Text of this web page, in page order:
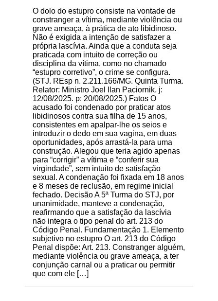
O dolo do estupro consiste na vontade de
constranger a vítima, mediante violência ou
grave ameaça, à prática de ato libidinoso.
Não é exigida a intenção de satisfazer a
própria lascívia. Ainda que a conduta seja
praticada com intuito de correção ou
disciplina da vítima, como no chamado
“estupro corretivo”, o crime se configura.
(STJ. REsp n. 2.211.166/MG. Quinta Turma.
Relator: Ministro Joel Ilan Paciornik. j:
12/08/2025. p: 20/08/2025.) Fatos O
acusado foi condenado por praticar atos
libidinosos contra sua filha de 15 anos,
consistentes em apalpar-lhe os seios e
introduzir o dedo em sua vagina, em duas
oportunidades, após arrastá-la para uma
construção. Alegou que teria agido apenas
para “corrigir” a vítima e “conferir sua
virgindade”, sem intuito de satisfação
sexual. A condenação foi fixada em 18 anos
e 8 meses de reclusão, em regime inicial
fechado. Decisão A 5ª Turma do STJ, por
unanimidade, manteve a condenação,
reafirmando que a satisfação da lascívia
não integra o tipo penal do art. 213 do
Código Penal. Fundamentação 1. Elemento
subjetivo no estupro O art. 213 do Código
Penal dispõe: Art. 213. Constranger alguém,
mediante violência ou grave ameaça, a ter
conjunção carnal ou a praticar ou permitir
que com ele […]